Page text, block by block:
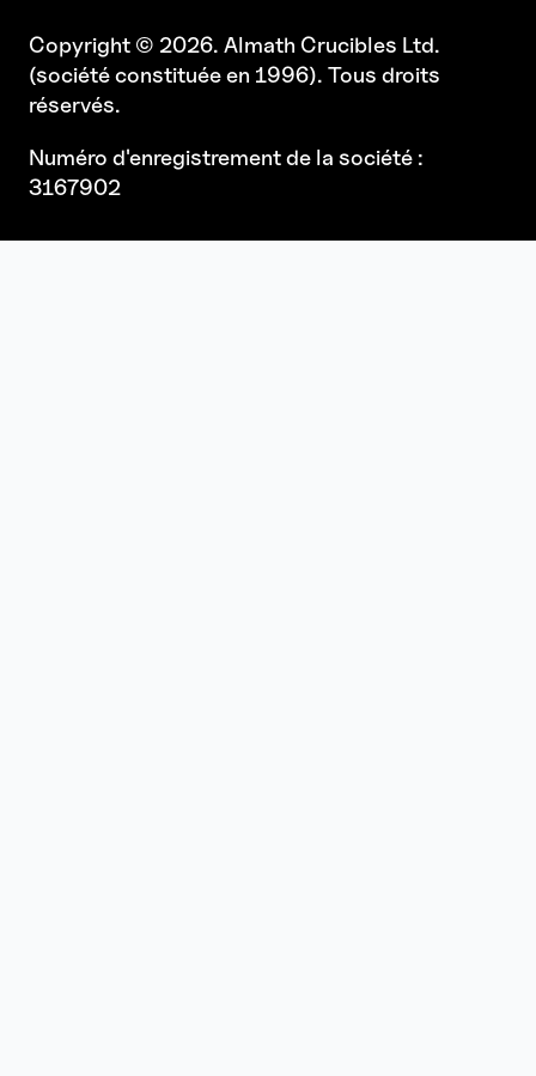
Copyright © 2026. Almath Crucibles Ltd.
(société constituée en 1996). Tous droits
réservés.
Numéro d'enregistrement de la société :
3167902